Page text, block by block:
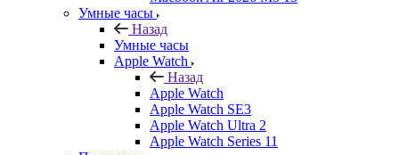
Умные часы
Назад
Умные часы
Apple Watch
Назад
Apple Watch
Apple Watch SE3
Apple Watch Ultra 2
Apple Watch Series 11